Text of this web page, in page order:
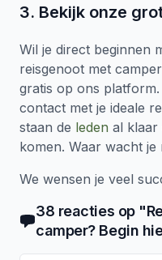
3. Bekijk onze
Wil je direct beginnen
reisgenoot met
gratis op ons
contact met je ideale
staan de leden al klaar
komen. Waar wacht je
We wensen je veel
38 reacties op "
camper? Begin